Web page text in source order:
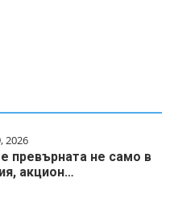
2026
превърната не само в
акцион…